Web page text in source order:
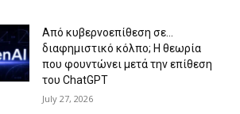
Από κυβερνοεπίθεση σε…
διαφημιστικό κόλπο; Η θεωρία
που φουντώνει μετά την επίθεση
του ChatGPT
July 27, 2026